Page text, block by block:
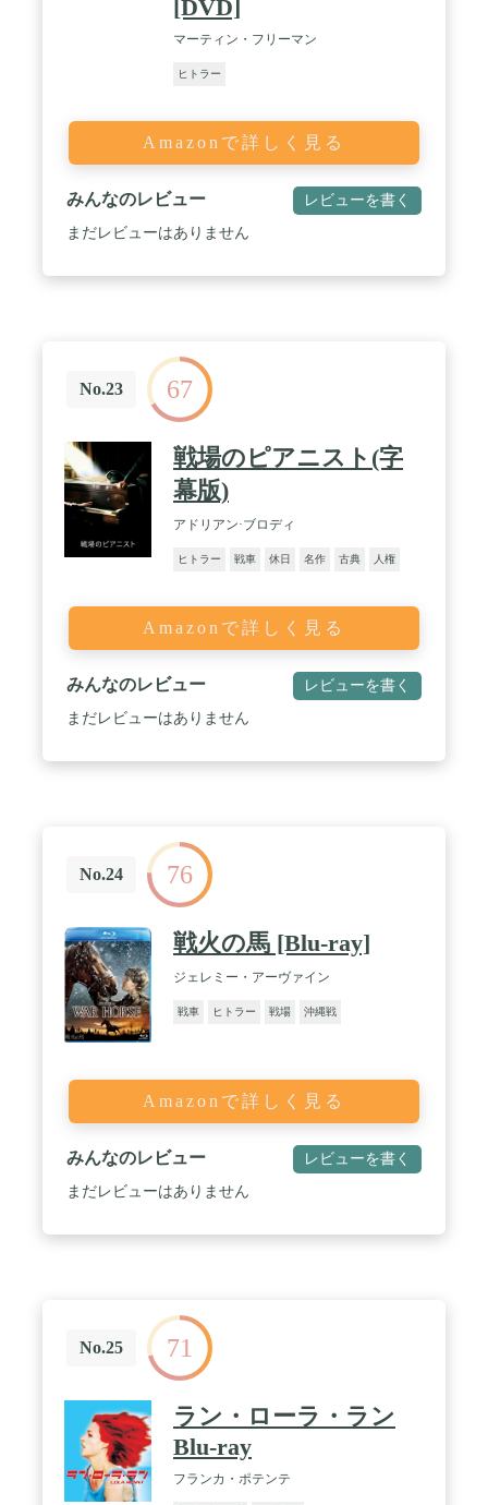
[DVD]
マーティン・フリーマン
ヒトラー
Amazonで詳しく見る
みんなのレビュー レビューを書く
まだレビューはありません
No.23 67
戦場のピアニスト(字
幕版)
アドリアン·ブロディ
ヒトラー 戦車 休日 名作 古典 人権
Amazonで詳しく見る
みんなのレビュー レビューを書く
まだレビューはありません
No.24 76
戦火の馬 [Blu-ray]
ジェレミー・アーヴァイン
戦車 ヒトラー 戦場 沖縄戦
Amazonで詳しく見る
みんなのレビュー レビューを書く
まだレビューはありません
No.25 71
ラン・ローラ・ラン
Blu-ray
フランカ・ポテンテ